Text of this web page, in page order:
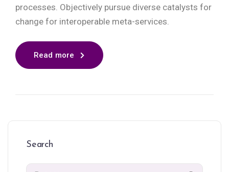
processes. Objectively pursue diverse catalysts for
change for interoperable meta-services.
Read more
Search